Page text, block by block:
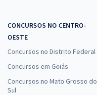
CONCURSOS NO CENTRO-
OESTE
Concursos no Distrito Federal
Concursos em Goiás
Concursos no Mato Grosso do
Sul